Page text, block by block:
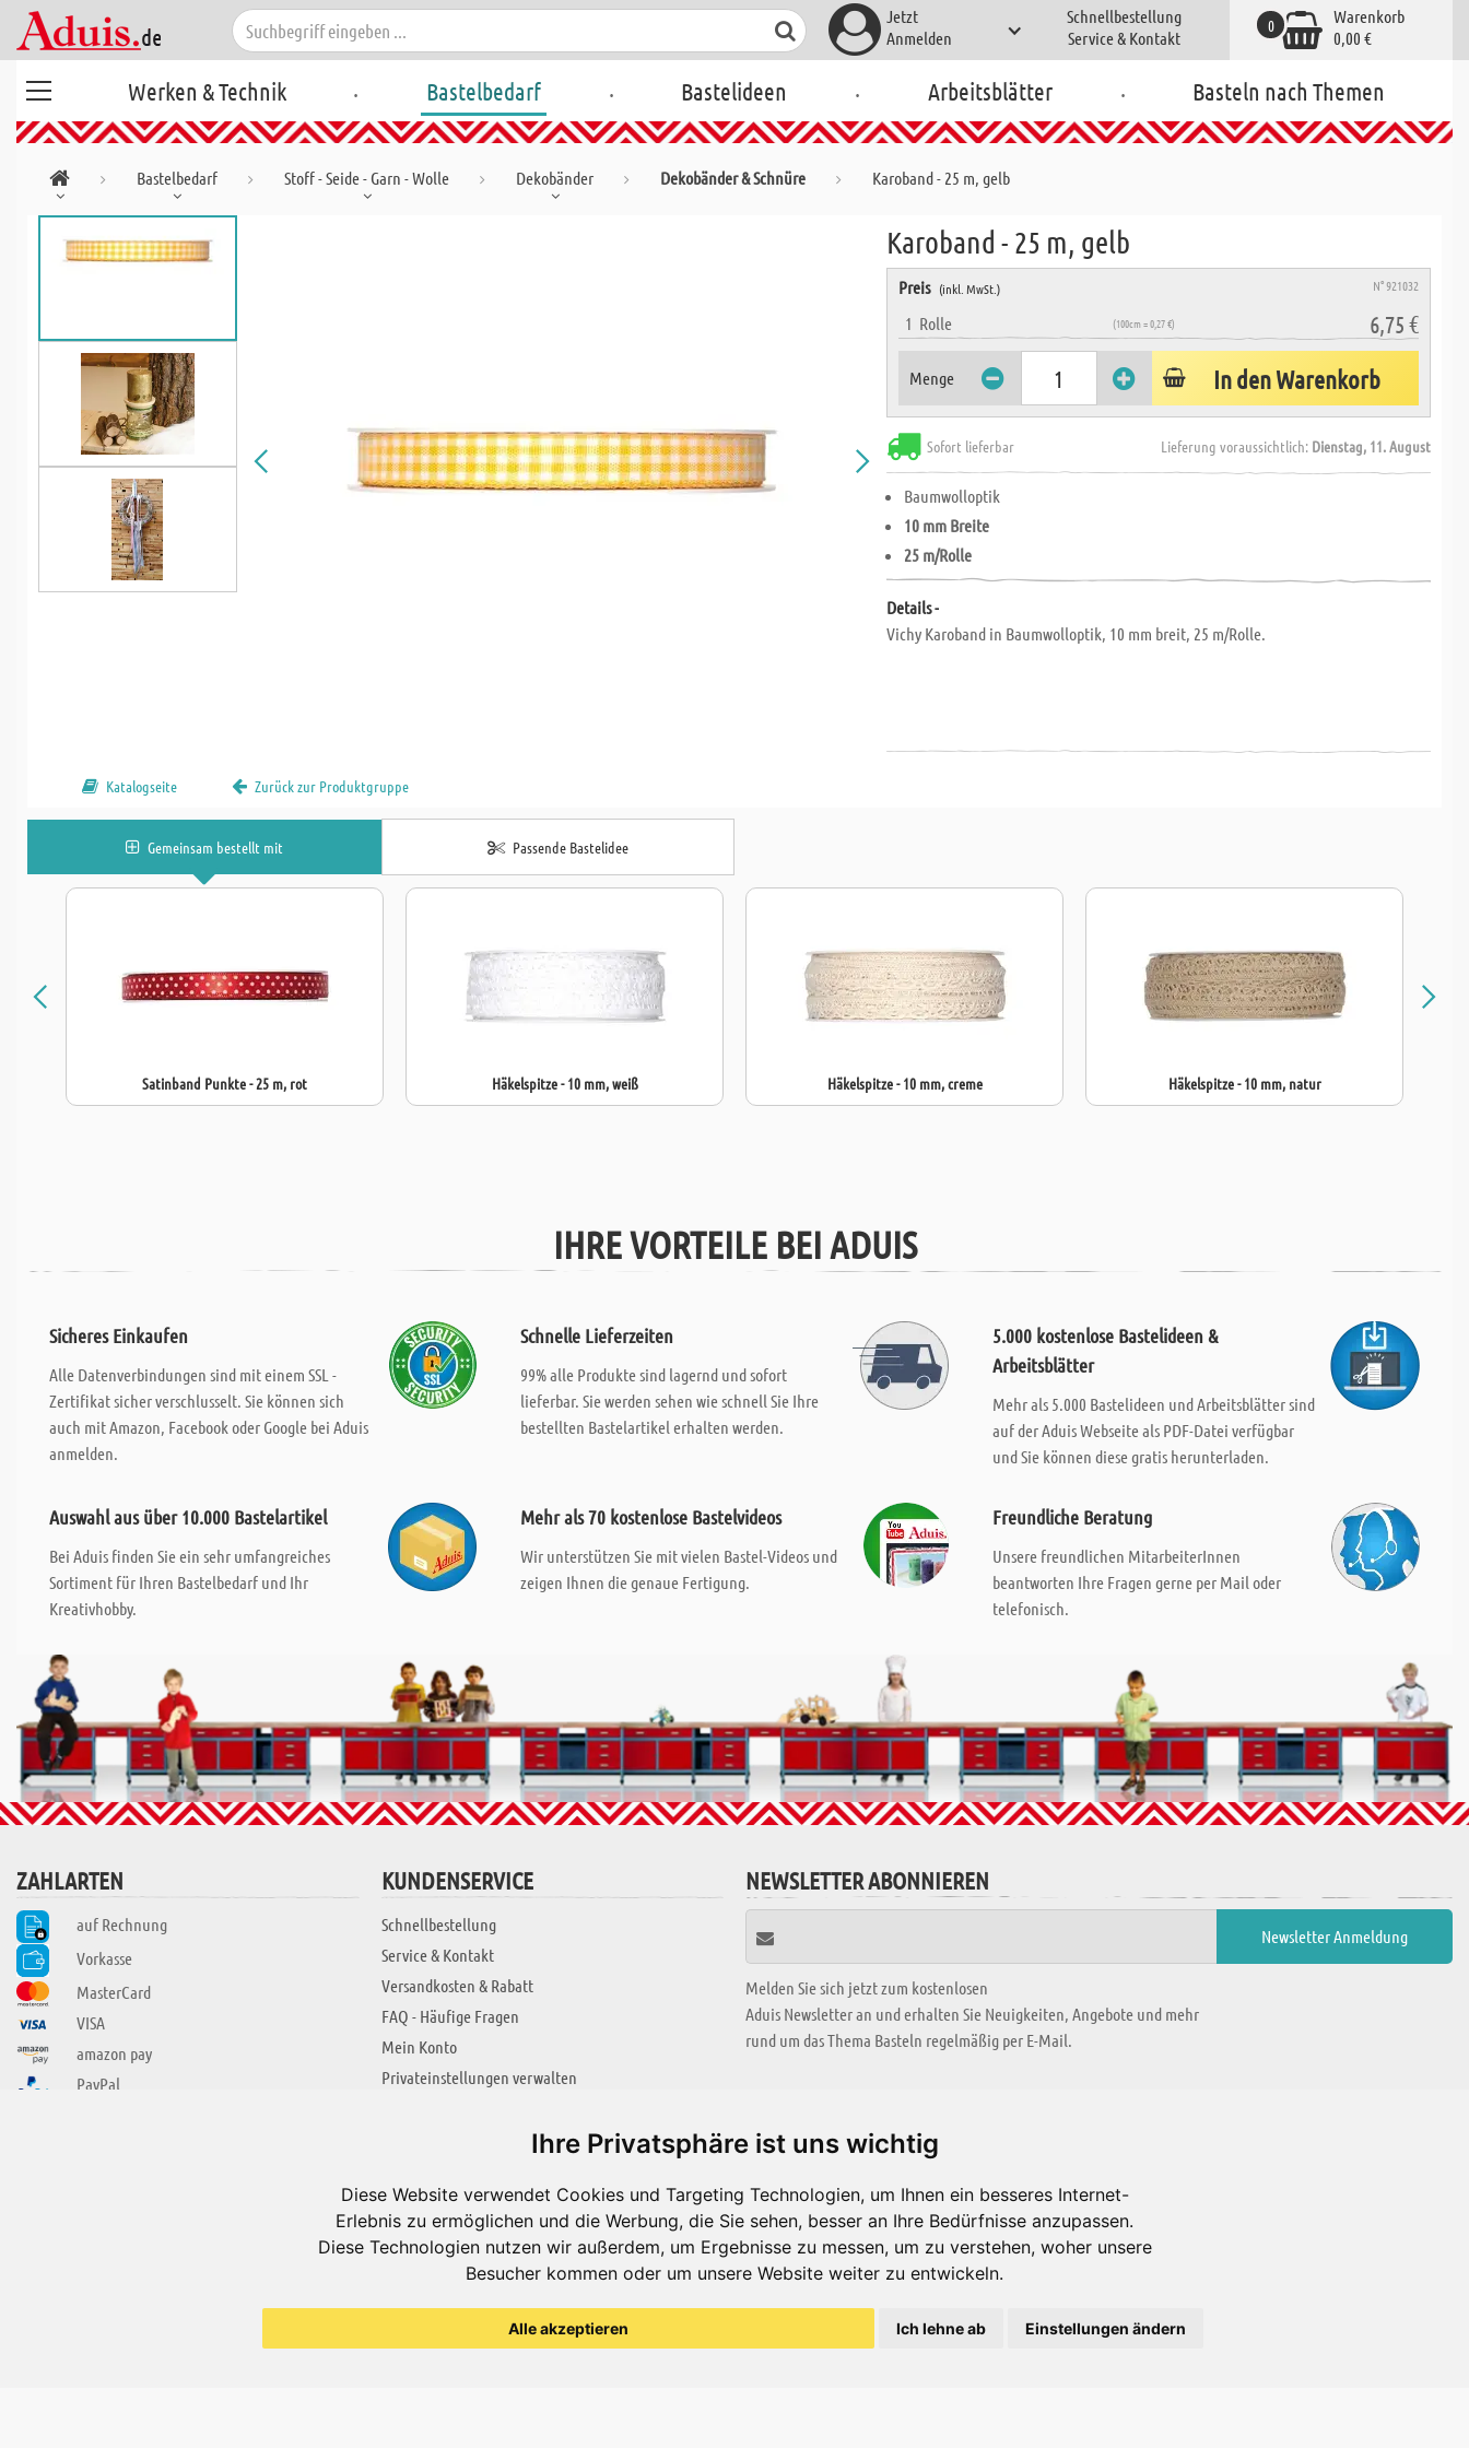
Ihre Privatsphäre ist uns wichtig
Diese Website verwendet Cookies und Targeting Technologien, um Ihnen ein besseres Internet-
Erlebnis zu ermöglichen und die Werbung, die Sie sehen, besser an Ihre Bedürfnisse anzupassen.
Diese Technologien nutzen wir außerdem, um Ergebnisse zu messen, um zu verstehen, woher unsere
Besucher kommen oder um unsere Website weiter zu entwickeln.
Alle akzeptieren Ich lehne ab Einstellungen ändern
Jetzt
Anmelden
Schnellbestellung
Service & Kontakt
Warenkorb
0,00 €
0
Werken & Technik . Bastelbedarf . Bastelideen . Arbeitsblätter . Basteln nach Themen
Bastelbedarf Stoff - Seide - Garn - Wolle Dekobänder Dekobänder & Schnüre Karoband - 25 m, gelb
Karoband - 25 m, gelb
Preis (inkl. MwSt.) N° 921032
1 Rolle (100cm = 0,27 €) 6,75 €
Menge In den Warenkorb
Sofort lieferbar Lieferung voraussichtlich: Dienstag, 11. August
Baumwolloptik
10 mm Breite
25 m/Rolle
Details -
Vichy Karoband in Baumwolloptik, 10 mm breit, 25 m/Rolle.
Katalogseite Zurück zur Produktgruppe
Gemeinsam bestellt mit Passende Bastelidee
Satinband Punkte - 25 m, rot Häkelspitze - 10 mm, weiß Häkelspitze - 10 mm, creme Häkelspitze - 10 mm, natur
IHRE VORTEILE BEI ADUIS
Sicheres Einkaufen
Alle Datenverbindungen sind mit einem SSL -
Zertifikat sicher verschlusselt. Sie können sich
auch mit Amazon, Facebook oder Google bei Aduis
anmelden.
Schnelle Lieferzeiten
99% alle Produkte sind lagernd und sofort
lieferbar. Sie werden sehen wie schnell Sie Ihre
bestellten Bastelartikel erhalten werden.
5.000 kostenlose Bastelideen &
Arbeitsblätter
Mehr als 5.000 Bastelideen und Arbeitsblätter sind
auf der Aduis Webseite als PDF-Datei verfügbar
und Sie können diese gratis herunterladen.
Auswahl aus über 10.000 Bastelartikel
Bei Aduis finden Sie ein sehr umfangreiches
Sortiment für Ihren Bastelbedarf und Ihr
Kreativhobby.
Mehr als 70 kostenlose Bastelvideos
Wir unterstützen Sie mit vielen Bastel-Videos und
zeigen Ihnen die genaue Fertigung.
Freundliche Beratung
Unsere freundlichen MitarbeiterInnen
beantworten Ihre Fragen gerne per Mail oder
telefonisch.
ZAHLARTEN
auf Rechnung
Vorkasse
MasterCard
VISA
amazon pay
PayPal
KUNDENSERVICE
Schnellbestellung
Service & Kontakt
Versandkosten & Rabatt
FAQ - Häufige Fragen
Mein Konto
Privateinstellungen verwalten
NEWSLETTER ABONNIEREN
Melden Sie sich jetzt zum kostenlosen
Aduis Newsletter an und erhalten Sie Neuigkeiten, Angebote und mehr
rund um das Thema Basteln regelmäßig per E-Mail.
Jobs
Impressum
Datenschutzerklärung
KREATIV ZONE
Alle Videos
Bastelideen
Arbeitsblätter
Es gibt uns auch in